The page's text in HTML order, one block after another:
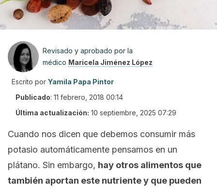
Revisado y aprobado por la
médico Maricela Jiménez López
Escrito por Yamila Papa Pintor
Publicado: 11 febrero, 2018 00:14
Última actualización: 10 septiembre, 2025 07:29
Cuando nos dicen que debemos consumir más
potasio automáticamente pensamos en un
plátano. Sin embargo, hay otros alimentos que
también aportan este nutriente y que pueden